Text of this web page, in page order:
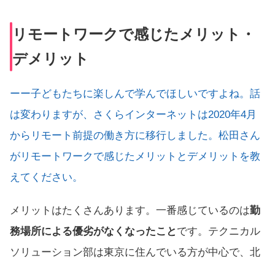
リモートワークで感じたメリット・
デメリット
ーー子どもたちに楽しんで学んでほしいですよね。話
は変わりますが、さくらインターネットは2020年4月
からリモート前提の働き方に移行しました。松田さん
がリモートワークで感じたメリットとデメリットを教
えてください。
メリットはたくさんあります。一番感じているのは勤
務場所による優劣がなくなったこと です。テクニカル
ソリューション部は東京に住んでいる方が中心で、北